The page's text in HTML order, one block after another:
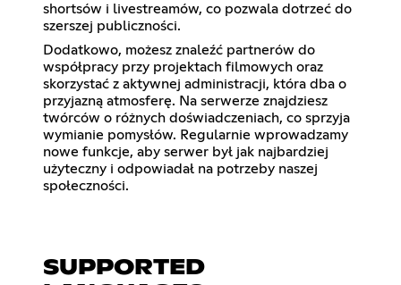
shortsów i livestreamów, co pozwala dotrzeć do
szerszej publiczności.
Dodatkowo, możesz znaleźć partnerów do
współpracy przy projektach filmowych oraz
skorzystać z aktywnej administracji, która dba o
przyjazną atmosferę. Na serwerze znajdziesz
twórców o różnych doświadczeniach, co sprzyja
wymianie pomysłów. Regularnie wprowadzamy
nowe funkcje, aby serwer był jak najbardziej
użyteczny i odpowiadał na potrzeby naszej
społeczności.
SUPPORTED